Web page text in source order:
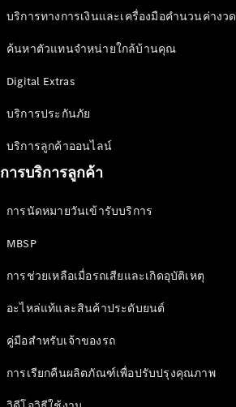
AMG SL
Mercedes-
Roadster
รถยนต์
ทดลองขับ
Benz Online
MPV
MPV
บริการทางการเงินและเครื่องมือคำนวนค่างวด
ค้นหาตัวแทนจำหน่ายใกล้บ้านคุณ
Digital Extras
บริการประกันภัย
บริการลูกค้าออนไลน์
การบริการลูกค้า
การนัดหมายวันเข้ารับบริการ
MBSP
การช่วยเหลือเมื่อรถเสียและเกิดอุบัติเหตุ
อะไหล่แท้และสินค้าประดับยนต์
คู่มือสำหรับเจ้าของรถ
การเรียกคืนผลิตภัณฑ์เพื่อปรับปรุงคุณภาพ